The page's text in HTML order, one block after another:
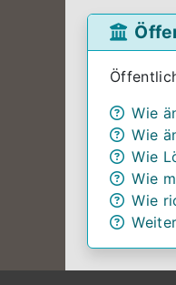
Wie
Wie
Wie
Wie
Wie